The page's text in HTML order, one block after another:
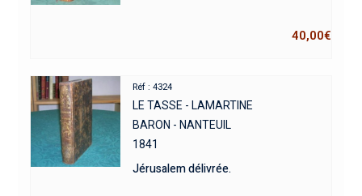
40,00€
Réf : 4324
LE TASSE - LAMARTINE
BARON - NANTEUIL
1841
Jérusalem délivrée.